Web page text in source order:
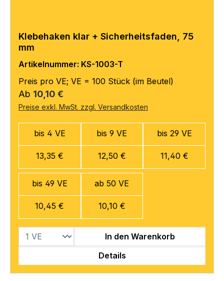
Klebehaken klar + Sicherheitsfaden, 75
mm
Artikelnummer: KS-1003-T
Preis pro VE; VE = 100 Stück (im Beutel)
Regulärer Preis:
Ab 10,10 €
Preise exkl. MwSt. zzgl. Versandkosten
bis 4 VE
13,35 €
bis 9 VE
12,50 €
bis 29 VE
11,40 €
bis 49 VE
10,45 €
ab 50 VE
10,10 €
In den Warenkorb
Details